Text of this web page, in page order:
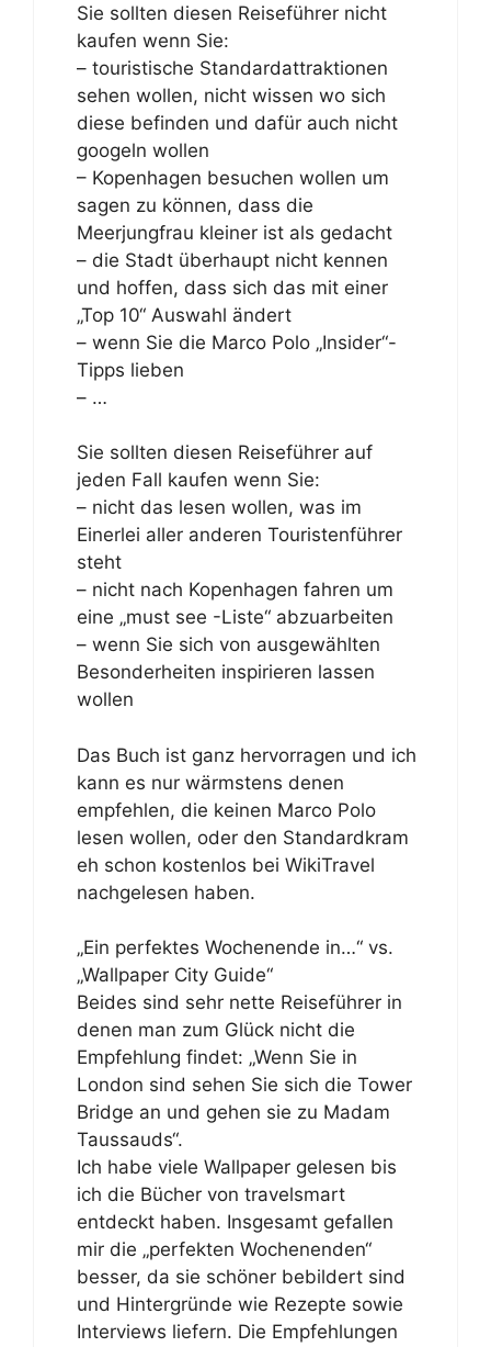
Sie sollten diesen Reiseführer nicht
kaufen wenn Sie:
– touristische Standardattraktionen
sehen wollen, nicht wissen wo sich
diese befinden und dafür auch nicht
googeln wollen
– Kopenhagen besuchen wollen um
sagen zu können, dass die
Meerjungfrau kleiner ist als gedacht
– die Stadt überhaupt nicht kennen
und hoffen, dass sich das mit einer
„Top 10“ Auswahl ändert
– wenn Sie die Marco Polo „Insider“-
Tipps lieben
– …
Sie sollten diesen Reiseführer auf
jeden Fall kaufen wenn Sie:
– nicht das lesen wollen, was im
Einerlei aller anderen Touristenführer
steht
– nicht nach Kopenhagen fahren um
eine „must see -Liste“ abzuarbeiten
– wenn Sie sich von ausgewählten
Besonderheiten inspirieren lassen
wollen
Das Buch ist ganz hervorragen und ich
kann es nur wärmstens denen
empfehlen, die keinen Marco Polo
lesen wollen, oder den Standardkram
eh schon kostenlos bei WikiTravel
nachgelesen haben.
„Ein perfektes Wochenende in…“ vs.
„Wallpaper City Guide“
Beides sind sehr nette Reiseführer in
denen man zum Glück nicht die
Empfehlung findet: „Wenn Sie in
London sind sehen Sie sich die Tower
Bridge an und gehen sie zu Madam
Taussauds“.
Ich habe viele Wallpaper gelesen bis
ich die Bücher von travelsmart
entdeckt haben. Insgesamt gefallen
mir die „perfekten Wochenenden“
besser, da sie schöner bebildert sind
und Hintergründe wie Rezepte sowie
Interviews liefern. Die Empfehlungen